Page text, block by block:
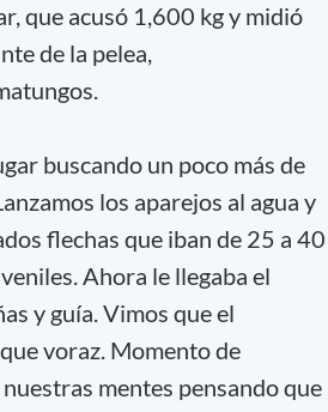
que acusó 1,600 kg y midió
de la pelea,
buscando un poco más de
los aparejos al agua y
flechas que iban de 25 a 40
Ahora le llegaba el
y guía. Vimos que el
voraz. Momento de
mentes pensando que